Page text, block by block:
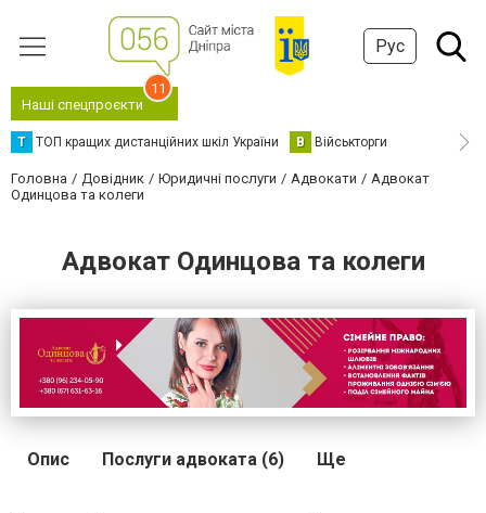
Рус
Наші спецпроєкти
11
Т ТОП кращих дистанційних шкіл України В Військторги
Головна Довідник Юридичні послуги Адвокати
Адвокат
Одинцова та колеги
Адвокат Одинцова та колеги
Опис Послуги адвоката (6) Ще